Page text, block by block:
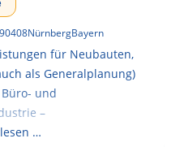
90408NürnbergBayern
für Neubauten,
als Generalplanung)
und
–
…